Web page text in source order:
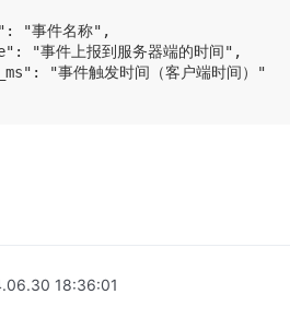
"事件名称",
"事件上报到服务器端的时间",
"事件触发时间（客户端时间）"
18:36:01